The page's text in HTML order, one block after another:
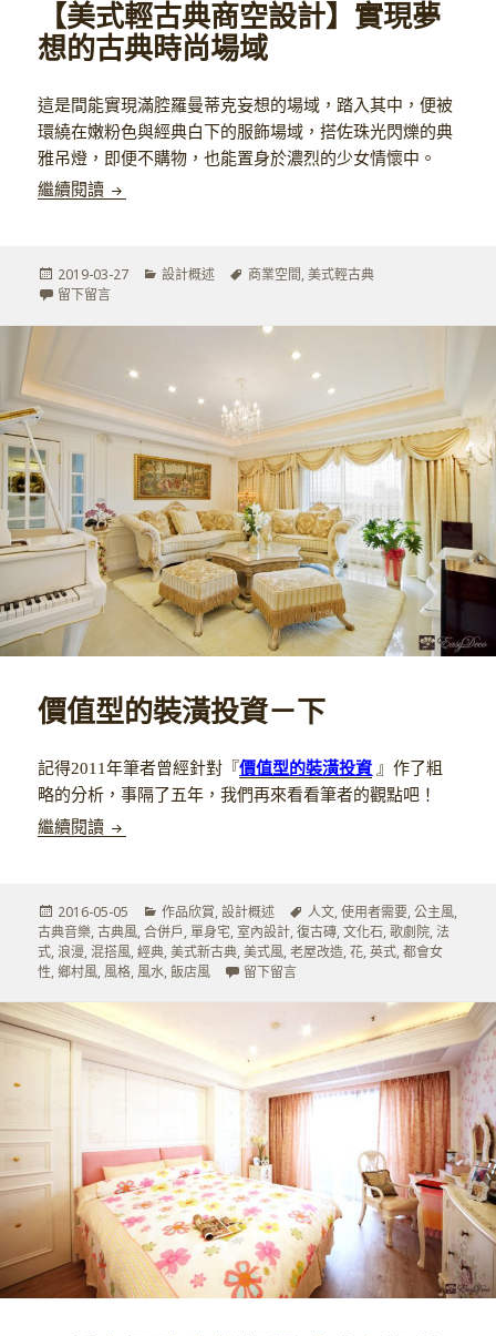
【美式輕古典商空設計】實現夢
想的古典時尚場域
這是間能實現滿腔羅曼蒂克妄想的場域，踏入其中，便被
環繞在嫩粉色與經典白下的服飾場域，搭佐珠光閃爍的典
雅吊燈，即便不購物，也能置身於濃烈的少女情懷中。
繼續閱讀 【美式輕古典商空設計】實現夢想的古典時尚場域
發
佈
2019-03-27
分
設計概述
標
商業空間,美式輕古典
留下留言在 【美式輕古典商空設計】實現夢想的古典時尚場域
價值型的裝潢投資－下
記得2011年筆者曾經針對『價值型的裝潢投資 』作了粗
略的分析，事隔了五年，我們再來看看筆者的觀點吧！
繼續閱讀 價值型的裝潢投資－下
發
佈
於
2016-05-05
分
類
作品欣賞,設計概述
標
籤
人文,使用者需要,公主風,
古典音樂,古典風,合併戶,單身宅,室內設計,復古磚,文化石,歌劇院, 法
式,浪漫,混搭風,經典,美式新古典,美式風,老屋改造,花,英式,都會女
性,鄉村風, 風格, 風水,飯店風 留下留言在 價值型的裝潢投資－下